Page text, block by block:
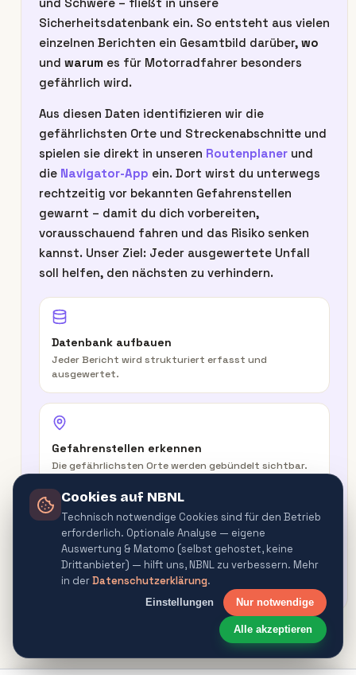
Sicherheitsdatenbank ein. So entsteht aus vielen
einzelnen Berichten ein Gesamtbild darüber, wo
und warum es für Motorradfahrer besonders
gefährlich wird.
Aus diesen Daten identifizieren wir die
gefährlichsten Orte und Streckenabschnitte und
spielen sie direkt in unseren Routenplaner und
die Navigator-App ein. Dort wirst du unterwegs
rechtzeitig vor bekannten Gefahrenstellen
gewarnt – damit du dich vorbereiten,
vorausschauend fahren und das Risiko senken
kannst. Unser Ziel: Jeder ausgewertete Unfall
soll helfen, den nächsten zu verhindern.
Datenbank aufbauen
Jeder Bericht wird strukturiert erfasst und
ausgewertet.
Gefahrenstellen erkennen
Die gefährlichsten Orte werden gebündelt sichtbar.
In der Route warnen
Routenplaner & Navigator warnen vor
Gefahrenquellen.
Cookies auf NBNL
Technisch notwendige Cookies sind für den Betrieb
erforderlich. Optionale Analyse — eigene
Auswertung & Matomo (selbst gehostet, keine
Drittanbieter) — hilft uns, NBNL zu verbessern. Mehr
in derDatenschutzerklärung.
Einstellungen Nur notwendige
Alle akzeptieren